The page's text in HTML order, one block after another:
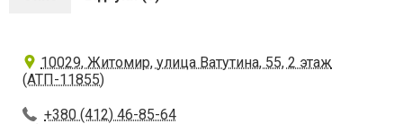
10029, Житомир, улица Ватутина, 55, 2 этаж
(АТП-11855)
+380 (412) 46-85-64